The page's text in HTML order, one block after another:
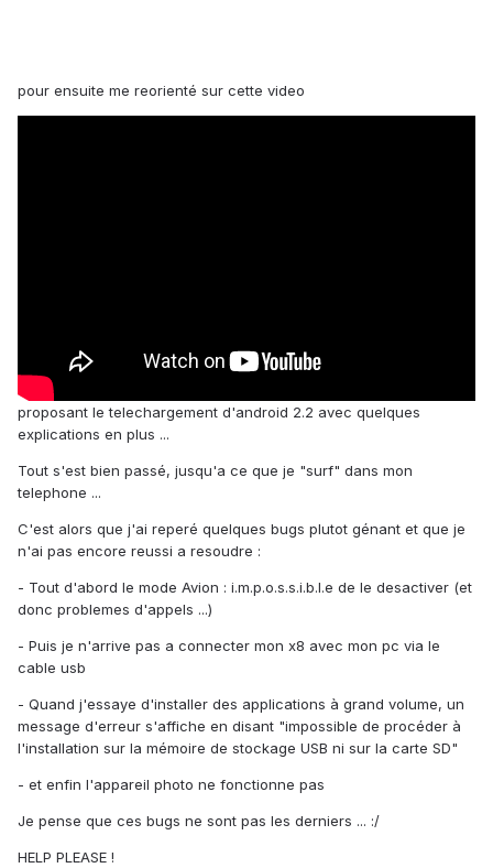
pour ensuite me reorienté sur cette video
proposant le telechargement d'android 2.2 avec quelques
explications en plus ...
Tout s'est bien passé, jusqu'a ce que je "surf" dans mon
telephone ...
C'est alors que j'ai reperé quelques bugs plutot génant et que je
n'ai pas encore reussi a resoudre :
- Tout d'abord le mode Avion : i.m.p.o.s.s.i.b.l.e de le desactiver (et
donc problemes d'appels ...)
- Puis je n'arrive pas a connecter mon x8 avec mon pc via le
cable usb
- Quand j'essaye d'installer des applications à grand volume, un
message d'erreur s'affiche en disant "impossible de procéder à
l'installation sur la mémoire de stockage USB ni sur la carte SD"
- et enfin l'appareil photo ne fonctionne pas
Je pense que ces bugs ne sont pas les derniers ... :/
HELP PLEASE !